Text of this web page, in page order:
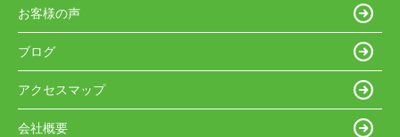
お客様の声
ブログ
アクセスマップ
会社概要